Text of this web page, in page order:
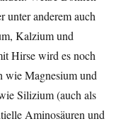
unter anderem auch
Kalzium und
Hirse wird es noch
wie Magnesium und
Silizium (auch als
Aminosäuren und